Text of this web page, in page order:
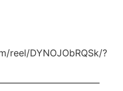
reel/DYNOJObRQSk/?